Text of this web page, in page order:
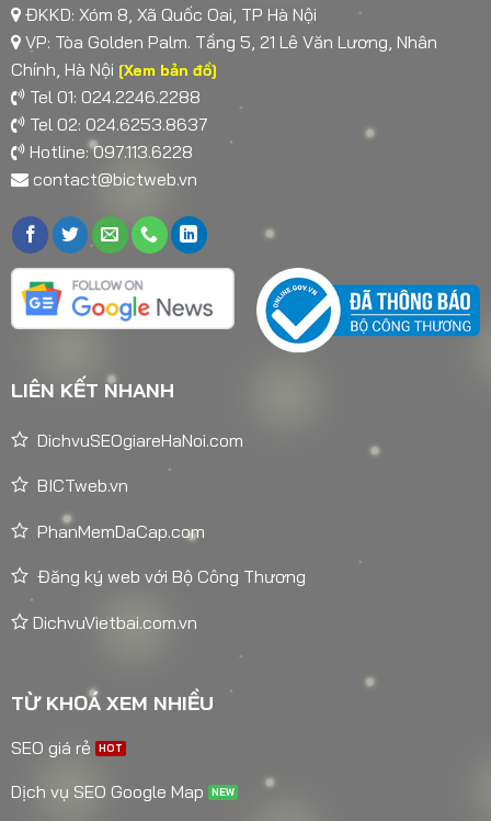
ĐKKD: Xóm 8, Xã Quốc Oai, TP Hà Nội
VP: Tòa Golden Palm. Tầng 5, 21 Lê Văn Lương, Nhân
Chính, Hà Nội [Xem bản đồ]
Tel 01: 024.2246.2288
Tel 02: 024.6253.8637
Hotline: 097.113.6228
contact@bictweb.vn
LIÊN KẾT NHANH
DichvuSEOgiareHaNoi.com
BICTweb.vn
PhanMemDaCap.com
Đăng ký web với Bộ Công Thương
DichvuVietbai.com.vn
TỪ KHOÁ XEM NHIỀU
SEO giá rẻ
Dịch vụ SEO Google Map